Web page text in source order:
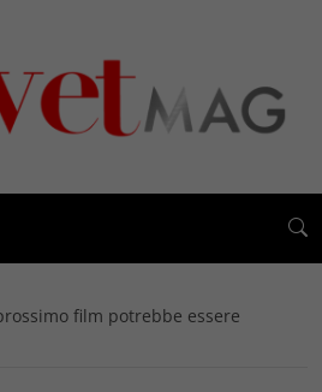
film potrebbe essere